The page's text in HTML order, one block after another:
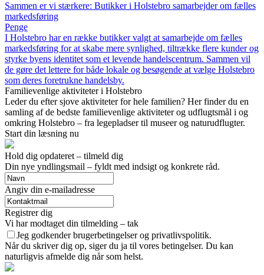
Sammen er vi stærkere: Butikker i Holstebro samarbejder om fælles
markedsføring
Penge
I Holstebro har en række butikker valgt at samarbejde om fælles
markedsføring for at skabe mere synlighed, tiltrække flere kunder og
styrke byens identitet som et levende handelscentrum. Sammen vil
de gøre det lettere for både lokale og besøgende at vælge Holstebro
som deres foretrukne handelsby.
Familievenlige aktiviteter i Holstebro
Leder du efter sjove aktiviteter for hele familien? Her finder du en
samling af de bedste familievenlige aktiviteter og udflugtsmål i og
omkring Holstebro – fra legepladser til museer og naturudflugter.
Start din læsning nu
Hold dig opdateret – tilmeld dig
Din nye yndlingsmail – fyldt med indsigt og konkrete råd.
Angiv din e-mailadresse
Registrer dig
Vi har modtaget din tilmelding – tak
Jeg godkender brugerbetingelser og privatlivspolitik.
Når du skriver dig op, siger du ja til vores betingelser. Du kan
naturligvis afmelde dig når som helst.